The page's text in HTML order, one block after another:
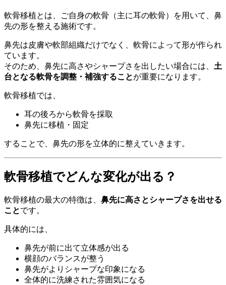
軟骨移植とは、ご自身の軟骨（主に耳の軟骨）を用いて、鼻
先の形を整える施術です。
鼻先は皮膚や軟部組織だけでなく、軟骨によって形が作られ
ています。
そのため、鼻先に高さやシャープさを出したい場合には、 土
台となる軟骨を調整・補強することが重要になります。
軟骨移植では、
耳の後ろから軟骨を採取
鼻先に移植・固定
することで、鼻先の形を立体的に整えていきます。
軟骨移植でどんな変化が出る？
軟骨移植の最大の特徴は、 鼻先に高さとシャープさを出せる
ことです。
具体的には、
鼻先が前に出て立体感が出る
横顔のバランスが整う
鼻先がよりシャープな印象になる
全体的に洗練された雰囲気になる